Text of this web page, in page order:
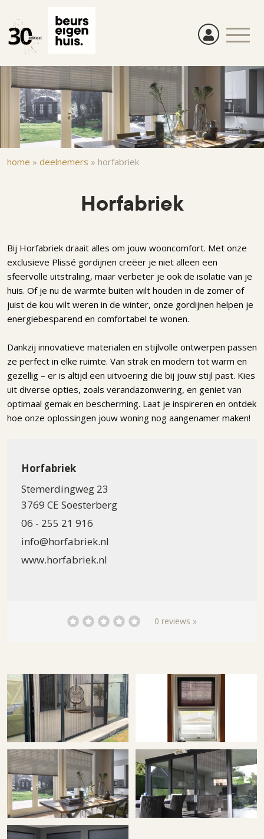
naar
de
gaan
Kruimelpad
home » deelnemers » horfabriek
Horfabriek
Bij Horfabriek draait alles om jouw wooncomfort. Met onze
exclusieve Plissé gordijnen creëer je niet alleen een
sfeervolle uitstraling, maar verbeter je ook de isolatie van je
huis. Of je nu de warmte buiten wilt houden in de zomer of
juist de kou wilt weren in de winter, onze gordijnen helpen je
energiebesparend en comfortabel te wonen.
Dankzij innovatieve materialen en stijlvolle ontwerpen passen
ze perfect in elke ruimte. Van strak en modern tot warm en
gezellig – er is altijd een uitvoering die bij jouw stijl past. Kies
uit diverse opties, zoals verandazonwering, en geniet van
optimaal gemak en bescherming. Laat je inspireren en ontdek
hoe onze oplossingen jouw woning nog aangenamer maken!
Horfabriek
Stemerdingweg 23
3769 CE Soesterberg
06 - 255 21 916
info@horfabriek.nl
www.horfabriek.nl
0 reviews »